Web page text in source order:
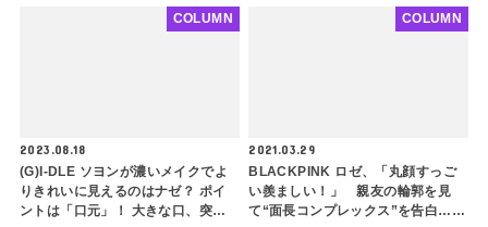
2023.08.18
(G)I-DLE ソヨンが濃いメイクでよ
りきれいに見えるのはナゼ？ ポイ
ントは「口元」！ 大きな口、突出
COLUMN
2021.03.29
BLACKPINK ロゼ、「丸顔すっご
い羨ましい！」 親友の輪郭を見
て“面長コンプレックス”を告白…美
COLUMN